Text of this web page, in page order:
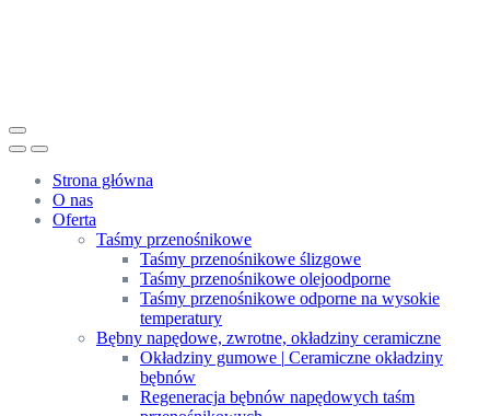
Strona główna
O nas
Oferta
Taśmy przenośnikowe
Taśmy przenośnikowe ślizgowe
Taśmy przenośnikowe olejoodporne
Taśmy przenośnikowe odporne na wysokie
temperatury
Bębny napędowe, zwrotne, okładziny ceramiczne
Okładziny gumowe | Ceramiczne okładziny
bębnów
Regeneracja bębnów napędowych taśm